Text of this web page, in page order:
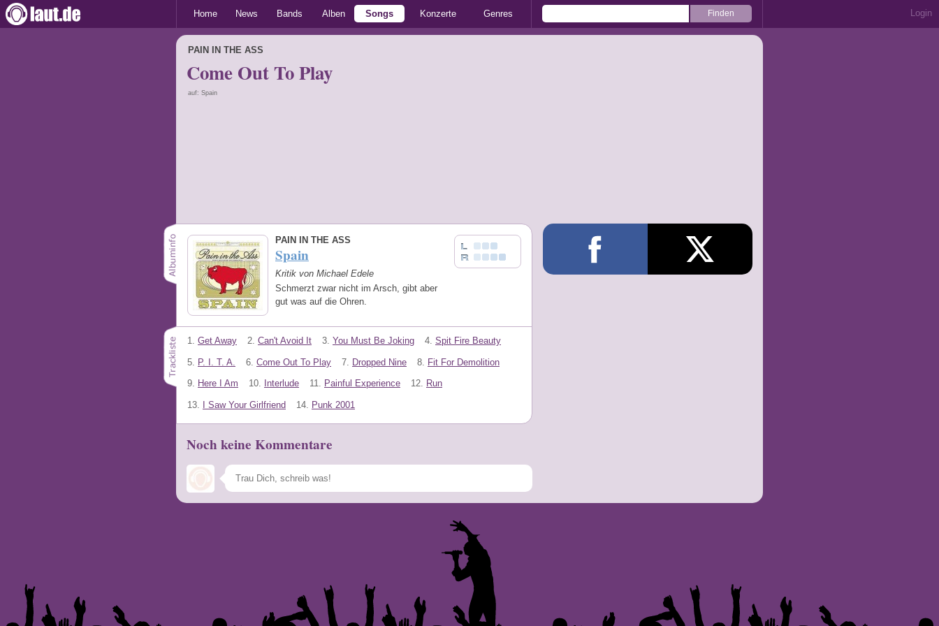
Home News Bands Alben Songs Konzerte Genres Login
PAIN IN THE ASS
Come Out To Play
auf: Spain
PAIN IN THE ASS
Spain
Kritik von Michael Edele
Schmerzt zwar nicht im Arsch, gibt aber
gut was auf die Ohren.
1. Get Away 2. Can't Avoid It 3. You Must Be Joking 4. Spit Fire Beauty
5. P. I. T. A. 6. Come Out To Play 7. Dropped Nine 8. Fit For Demolition
9. Here I Am 10. Interlude 11. Painful Experience 12. Run
13. I Saw Your Girlfriend 14. Punk 2001
Noch keine Kommentare
Speichern